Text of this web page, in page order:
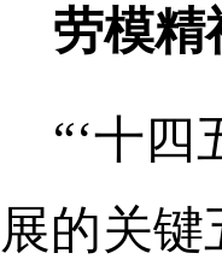
劳模精
“‘十
展的关